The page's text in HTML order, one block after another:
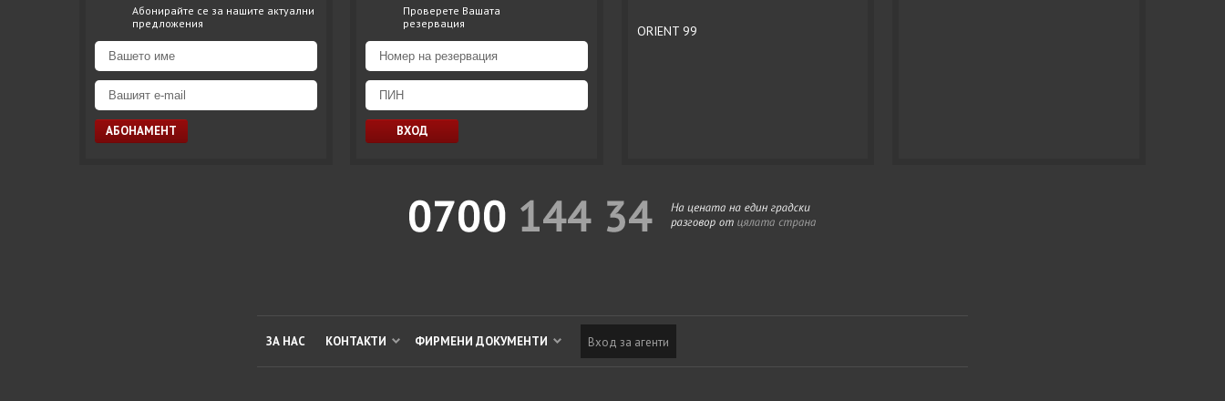
Абонирайте се за нашите актуални
предложения
Проверете Вашата
резервация
ORIENT 99
ЗА НАС КОНТАКТИ ФИРМЕНИ ДОКУМЕНТИ Вход за агенти